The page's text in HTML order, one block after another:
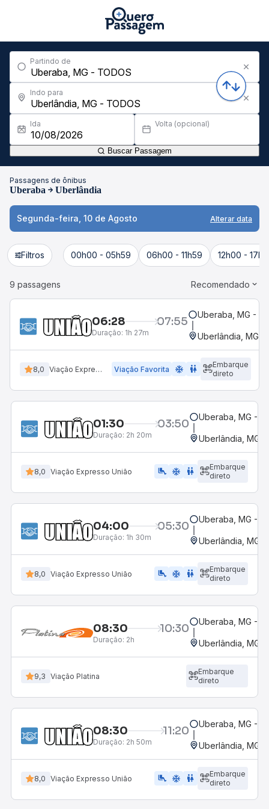
Partindo de
Indo para
Ida Volta (opcional)
Buscar Passagem
Passagens de ônibus
Uberaba Uberlândia
Segunda-feira, 10 de Agosto Alterar data
Filtros 00h00 - 05h59 06h00 - 11h59 12h00 -
9 passagens Recomendado
06:28 07:55
Duração: 1h 27m
Uberaba, MG -
Uberlândia, MG -
8,0 Viação Expresso União Viação Favorita ac_unit wc
Embarque
direto
01:30 03:50
Duração: 2h 20m
Uberaba, MG -
Uberlândia, MG -
8,0 Viação Expresso União airline_seat_legroom_extra ac_unit WC
Embarque
direto
04:00 05:30
Duração: 1h 30m
Uberaba, MG -
Uberlândia, MG -
8,0 Viação Expresso União airline_seat_legroom_extra ac_unit WC
Embarque
direto
08:30 10:30
Duração: 2h
Uberaba, MG -
Uberlândia, MG -
9,3 Viação Platina
Embarque
direto
08:30 11:20
Duração: 2h 50m
Uberaba, MG -
Uberlândia, MG -
8,0 Viação Expresso União airline_seat_legroom_extra ac_unit WC
Embarque
direto